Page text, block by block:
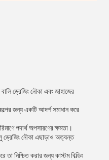
ড্রেজিং নৌকা এবং জাহাজের
জন্য একটি আদর্শ সমাধান করে
পদার্থ অপসারণের ক্ষমতা।
ড্রেজিং নৌকা এছাড়াও অত্যন্ত
তা নিশ্চিত করার জন্য কাস্টম বিল্ডিং